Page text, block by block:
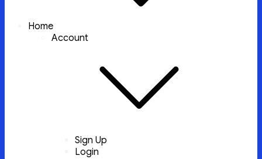
Home
Account
Sign Up
Login